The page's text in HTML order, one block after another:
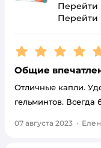
Перейти
Перейти
Рейтинг:5
Общие
Отличные капли.
гельминтов.
07 августа 2023 ·